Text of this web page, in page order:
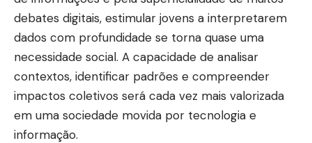
debates digitais, estimular jovens a interpretarem
dados com profundidade se torna quase uma
necessidade social. A capacidade de analisar
contextos, identificar padrões e compreender
impactos coletivos será cada vez mais valorizada
em uma sociedade movida por tecnologia e
informação.